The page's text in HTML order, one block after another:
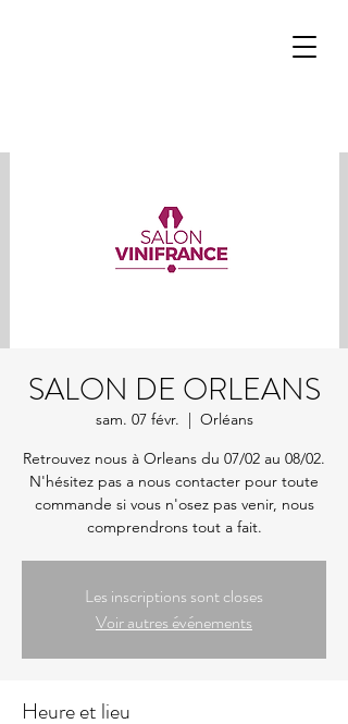
SALON DE ORLEANS
sam. 07 févr.
  |
Orléans
Retrouvez nous à Orleans du 07/02 au 08/02.
N'hésitez pas a nous contacter pour toute
commande si vous n'osez pas venir, nous
comprendrons tout a fait.
Les inscriptions sont closes
Voir autres événements
Heure et lieu